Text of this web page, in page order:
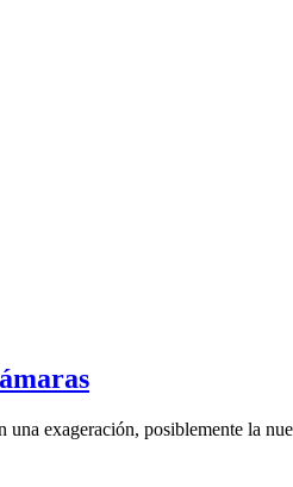
exageración, posiblemente la